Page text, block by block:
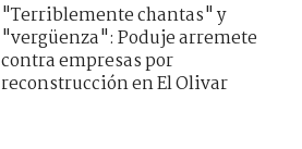
"Terriblemente chantas" y
"vergüenza": Poduje arremete
contra empresas por
reconstrucción en El Olivar